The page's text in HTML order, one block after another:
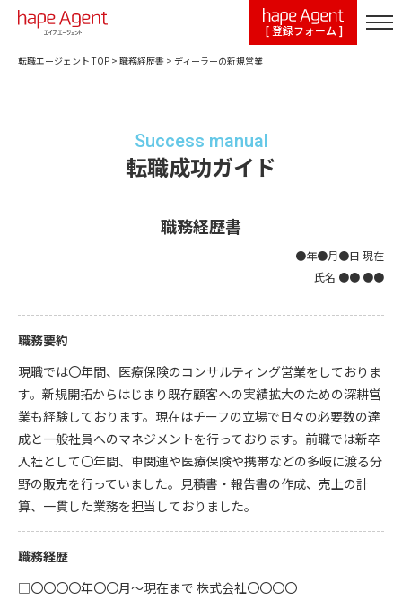
[ 登録フォーム ]
転職エージェント TOP > 職務経歴書 > ディーラーの新規営業
Success manual
転職成功ガイド
職務経歴書
●年●月●日 現在
氏名 ●● ●●
職務要約
現職では〇年間、医療保険のコンサルティング営業をしておりま
す。新規開拓からはじまり既存顧客への実績拡大のための深耕営
業も経験しております。現在はチーフの立場で日々の必要数の達
成と一般社員へのマネジメントを行っております。前職では新卒
入社として〇年間、車関連や医療保険や携帯などの多岐に渡る分
野の販売を行っていました。見積書・報告書の作成、売上の計
算、一貫した業務を担当しておりました。
職務経歴
□〇〇〇〇年〇〇月～現在まで 株式会社〇〇〇〇